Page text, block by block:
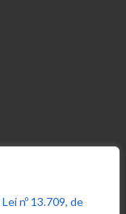
Lei nº 13.709, de